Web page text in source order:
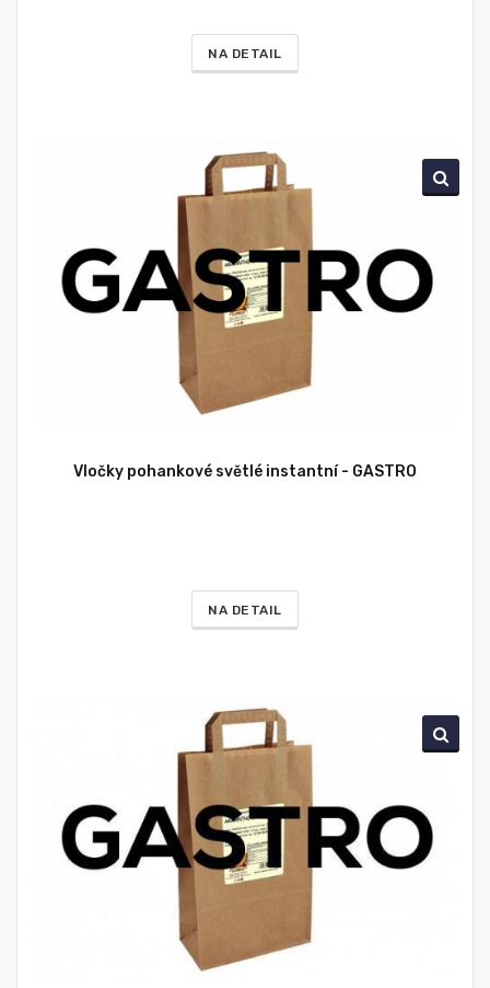
NA DETAIL
Vločky pohankové světlé instantní - GASTRO
NA DETAIL